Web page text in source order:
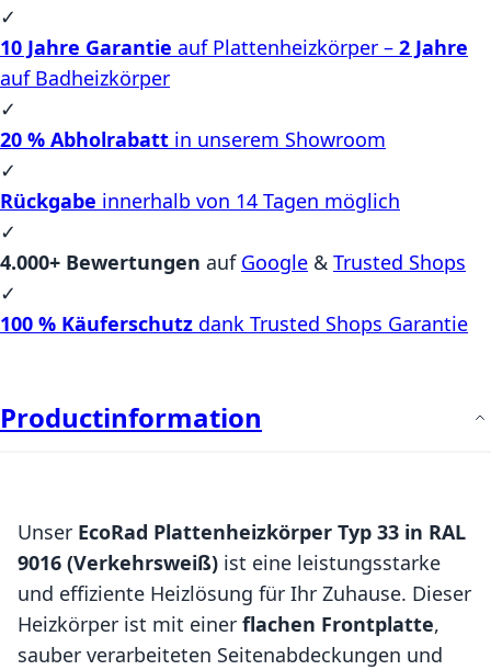
✓
10 Jahre Garantie auf Plattenheizkörper – 2 Jahre
auf Badheizkörper
✓
20 % Abholrabatt in unserem Showroom
✓
Rückgabe innerhalb von 14 Tagen möglich
✓
4.000+ Bewertungen auf Google & Trusted Shops
✓
100 % Käuferschutz dank Trusted Shops Garantie
Productinformation
Unser EcoRad Plattenheizkörper Typ 33 in RAL
9016 (Verkehrsweiß) ist eine leistungsstarke
und effiziente Heizlösung für Ihr Zuhause. Dieser
Heizkörper ist mit einer flachen Frontplatte,
sauber verarbeiteten Seitenabdeckungen und